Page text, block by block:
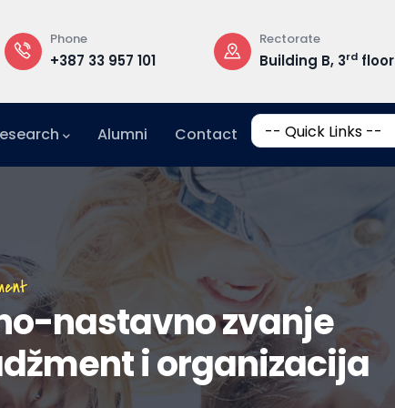
Phone
+387 33 957 101
Rectorate
Building B, 3rdfloor
Alumni Contact
nastavno zvanje
i organizacija